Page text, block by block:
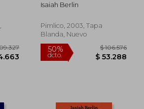
Isaiah Berlin
Pimlico, 2003, Tapa
Blanda, Nuevo